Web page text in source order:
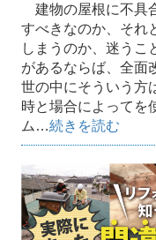
建物の屋根に不具
すべきなのか、それ
しまうのか、迷うこ
があるならば、全面
世の中にそういう方
時と場合によってを
ム…続きを読む